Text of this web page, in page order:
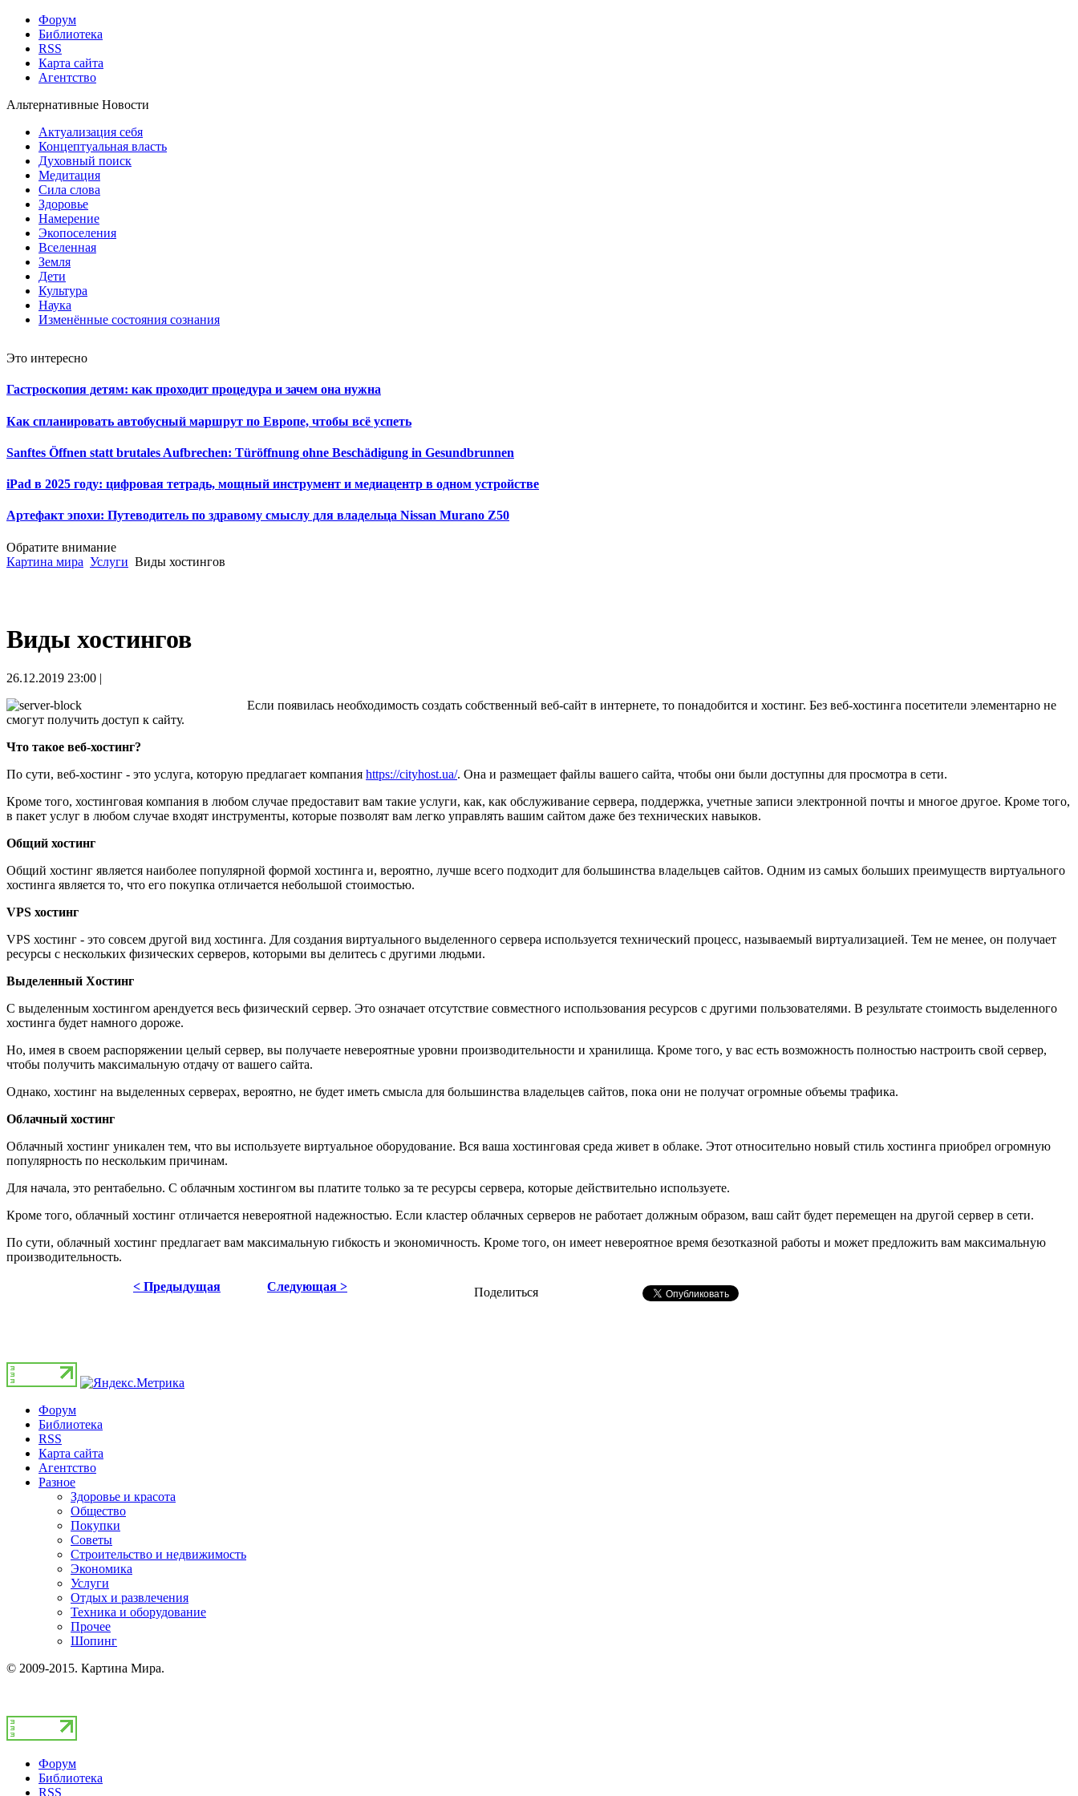
Форум
Библиотека
RSS
Карта сайта
Агентство
Альтернативные Новости
Актуализация себя
Концептуальная власть
Духовный поиск
Медитация
Сила слова
Здоровье
Намерение
Экопоселения
Вселенная
Земля
Дети
Культура
Наука
Изменённые состояния сознания
Это интересно
Гастроскопия детям: как проходит процедура и зачем она нужна
Как спланировать автобусный маршрут по Европе, чтобы всё успеть
Sanftes Öffnen statt brutales Aufbrechen: Türöffnung ohne Beschädigung in Gesundbrunnen
iPad в 2025 году: цифровая тетрадь, мощный инструмент и медиацентр в одном устройстве
Артефакт эпохи: Путеводитель по здравому смыслу для владельца Nissan Murano Z50
Обратите внимание
Картина мира Услуги Виды хостингов
Виды хостингов
26.12.2019 23:00 |
Если появилась необходимость создать собственный веб-сайт в интернете, то понадобится и хостинг. Без веб-хостинга посетители элементарно не
смогут получить доступ к сайту.
Что такое веб-хостинг?
По сути, веб-хостинг - это услуга, которую предлагает компания https://cityhost.ua/. Она и размещает файлы вашего сайта, чтобы они были доступны для просмотра в сети.
Кроме того, хостинговая компания в любом случае предоставит вам такие услуги, как, как обслуживание сервера, поддержка, учетные записи электронной почты и многое другое. Кроме того,
в пакет услуг в любом случае входят инструменты, которые позволят вам легко управлять вашим сайтом даже без технических навыков.
Общий хостинг
Общий хостинг является наиболее популярной формой хостинга и, вероятно, лучше всего подходит для большинства владельцев сайтов. Одним из самых больших преимуществ виртуального
хостинга является то, что его покупка отличается небольшой стоимостью.
VPS хостинг
VPS хостинг - это совсем другой вид хостинга. Для создания виртуального выделенного сервера используется технический процесс, называемый виртуализацией. Тем не менее, он получает
ресурсы с нескольких физических серверов, которыми вы делитесь с другими людьми.
Выделенный Хостинг
С выделенным хостингом арендуется весь физический сервер. Это означает отсутствие совместного использования ресурсов с другими пользователями. В результате стоимость выделенного
хостинга будет намного дороже.
Но, имея в своем распоряжении целый сервер, вы получаете невероятные уровни производительности и хранилища. Кроме того, у вас есть возможность полностью настроить свой сервер,
чтобы получить максимальную отдачу от вашего сайта.
Однако, хостинг на выделенных серверах, вероятно, не будет иметь смысла для большинства владельцев сайтов, пока они не получат огромные объемы трафика.
Облачный хостинг
Облачный хостинг уникален тем, что вы используете виртуальное оборудование. Вся ваша хостинговая среда живет в облаке. Этот относительно новый стиль хостинга приобрел огромную
популярность по нескольким причинам.
Для начала, это рентабельно. С облачным хостингом вы платите только за те ресурсы сервера, которые действительно используете.
Кроме того, облачный хостинг отличается невероятной надежностью. Если кластер облачных серверов не работает должным образом, ваш сайт будет перемещен на другой сервер в сети.
По сути, облачный хостинг предлагает вам максимальную гибкость и экономичность. Кроме того, он имеет невероятное время безотказной работы и может предложить вам максимальную
производительность.
Поделиться
< Предыдущая Следующая >
Форум
Библиотека
RSS
Карта сайта
Агентство
Разное
Здоровье и красота
Общество
Покупки
Советы
Строительство и недвижимость
Экономика
Услуги
Отдых и развлечения
Техника и оборудование
Прочее
Шопинг
© 2009-2015. Картина Мира.
Форум
Библиотека
RSS